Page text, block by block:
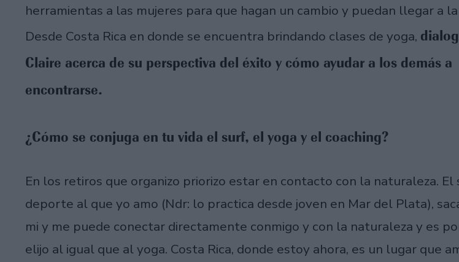
herramientas a las mujeres para que hagan un cambio y puedan llegar a
Desde Costa Rica en donde se encuentra brindando clases de yoga,
Claire acerca de su perspectiva del éxito y cómo ayudar a los demás a
encontrarse.
¿Cómo se conjuga en tu vida el surf, el yoga y el coaching?
En los retiros que organizo priorizo estar en contacto con la naturaleza. El
deporte al que yo amo (Ndr: lo practica desde joven en Mar del Plata),
mi y me puede conectar directamente conmigo y con la naturaleza y es
elijo al igual que al yoga. Costa Rica, donde estoy ahora, es un lugar que